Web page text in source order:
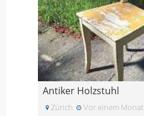
Antiker Holzstuhl
Zürich Vor einem Monat